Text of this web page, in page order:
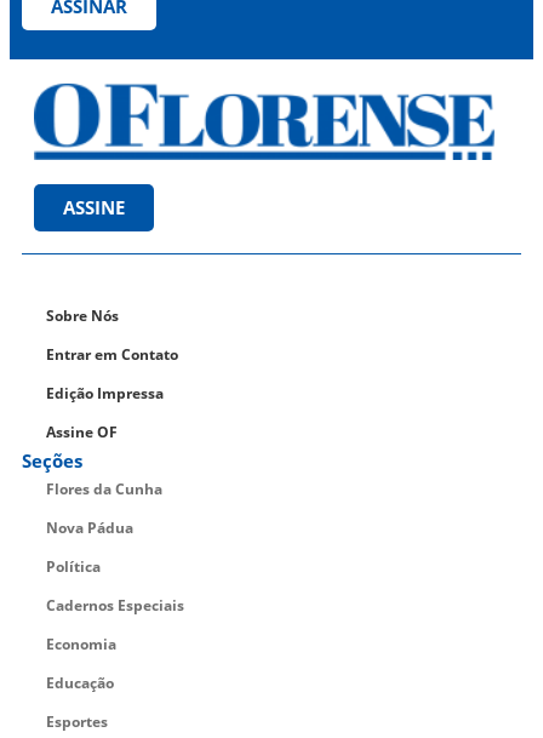
ASSINAR
ASSINE
Sobre Nós
Entrar em Contato
Edição Impressa
Assine OF
Seções
Flores da Cunha
Nova Pádua
Política
Cadernos Especiais
Economia
Educação
Esportes